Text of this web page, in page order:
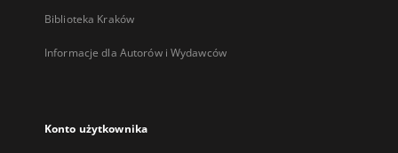
Biblioteka Kraków
Informacje dla Autorów i Wydawców
Konto użytkownika